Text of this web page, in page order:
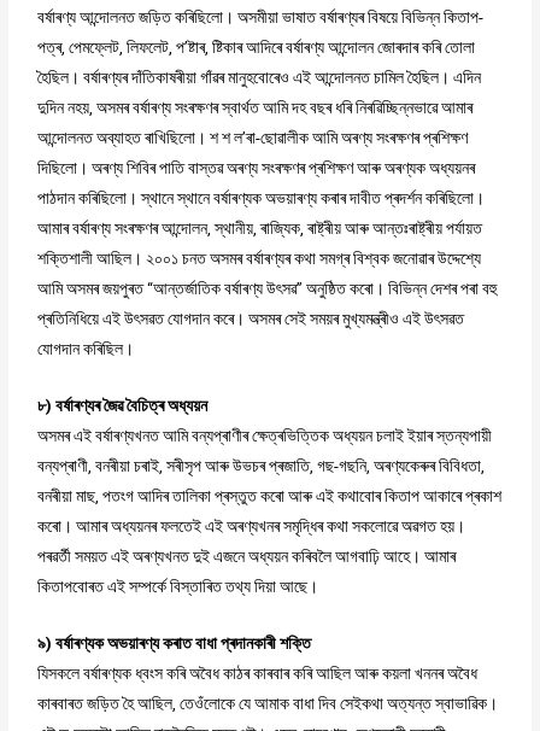
বৰ্ষাৰণ্য আন্দোলনত জড়িত কৰিছিলো। অসমীয়া ভাষাত বৰ্ষাৰণ্যৰ বিষয়ে বিভিন্ন কিতাপ-
পত্ৰ, পেমফ্লেট, লিফলেট, প’ষ্টাৰ, ষ্টিকাৰ আদিৰে বৰ্ষাৰণ্য আন্দোলন জোৰদাৰ কৰি তোলা
হৈছিল। বৰ্ষাৰণ্যৰ দাঁতিকাষৰীয়া গাঁৱৰ মানুহবোৰেও এই আন্দোলনত চামিল হৈছিল। এদিন
দুদিন নহয়, অসমৰ বৰ্ষাৰণ্য সংৰক্ষণৰ স্বাৰ্থত আমি দহ বছৰ ধৰি নিৰৱিচ্ছিন্নভাৱে আমাৰ
আন্দোলনত অব্যাহত ৰাখিছিলো। শ শ ল’ৰা-ছোৱালীক আমি অৰণ্য সংৰক্ষণৰ প্ৰশিক্ষণ
দিছিলো। অৰণ্য শিবিৰ পাতি বাস্তৱ অৰণ্য সংৰক্ষণৰ প্ৰশিক্ষণ আৰু অৰণ্যক অধ্যয়নৰ
পাঠদান কৰিছিলো। স্থানে স্থানে বৰ্ষাৰণ্যক অভয়াৰণ্য কৰাৰ দাবীত প্ৰদৰ্শন কৰিছিলো।
আমাৰ বৰ্ষাৰণ্য সংৰক্ষণৰ আন্দোলন, স্থানীয়, ৰাজ্যিক, ৰাষ্ট্ৰীয় আৰু আন্তঃৰাষ্ট্ৰীয় পৰ্যায়ত
শক্তিশালী আছিল। ২০০১ চনত অসমৰ বৰ্ষাৰণ্যৰ কথা সমগ্ৰ বিশ্বক জনোৱাৰ উদ্দেশ্যে
আমি অসমৰ জয়পুৰত “আন্তৰ্জাতিক বৰ্ষাৰণ্য উৎসৱ” অনুষ্ঠিত কৰো। বিভিন্ন দেশৰ পৰা বহু
প্ৰতিনিধিয়ে এই উৎসৱত যোগদান কৰে। অসমৰ সেই সময়ৰ মুখ্যমন্ত্ৰীও এই উৎসৱত
যোগদান কৰিছিল।
৮) বৰ্ষাৰণ্যৰ জৈৱ বৈচিত্ৰ অধ্যয়ন
অসমৰ এই বৰ্ষাৰণ্যখনত আমি বন্যপ্ৰাণীৰ ক্ষেত্ৰভিত্তিক অধ্যয়ন চলাই ইয়াৰ স্তন্যপায়ী
বন্যপ্ৰাণী, বনৰীয়া চৰাই, সৰীসৃপ আৰু উভচৰ প্ৰজাতি, গছ-গছনি, অৰণ্যকেৰুৰ বিবিধতা,
বনৰীয়া মাছ, পতংগ আদিৰ তালিকা প্ৰস্তুত কৰো আৰু এই কথাবোৰ কিতাপ আকাৰে প্ৰকাশ
কৰো। আমাৰ অধ্যয়নৰ ফলতেই এই অৰণ্যখনৰ সমৃদ্ধিৰ কথা সকলোৱে অৱগত হয়।
পৰৱৰ্তী সময়ত এই অৰণ্যখনত দুই এজনে অধ্যয়ন কৰিবলৈ আগবাঢ়ি আহে। আমাৰ
কিতাপবোৰত এই সম্পৰ্কে বিস্তাৰিত তথ্য দিয়া আছে।
৯) বৰ্ষাৰণ্যক অভয়াৰণ্য কৰাত বাধা প্ৰদানকাৰী শক্তি
যিসকলে বৰ্ষাৰণ্যক ধ্বংস কৰি অবৈধ কাঠৰ কাৰবাৰ কৰি আছিল আৰু কয়লা খননৰ অবৈধ
কাৰবাৰত জড়িত হৈ আছিল, তেওঁলোকে যে আমাক বাধা দিব সেইকথা অত্যন্ত স্বাভাৱিক।